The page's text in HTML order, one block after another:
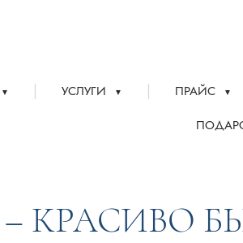
▼ | УСЛУГИ ▼ | ПРАЙС ▼
– КРАСИВО